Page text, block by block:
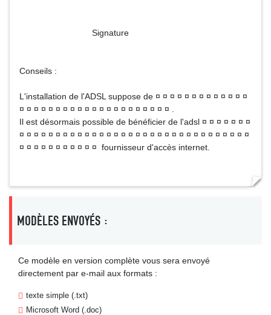
Signature
Conseils :
L'installation de l'ADSL suppose de ¤ ¤ ¤ ¤ ¤ ¤ ¤ ¤ ¤ ¤ ¤ ¤ ¤
¤ ¤ ¤ ¤ ¤ ¤ ¤ ¤ ¤ ¤ ¤ ¤ ¤ ¤ ¤ ¤ ¤ ¤ ¤ ¤ ¤ .
Il est désormais possible de bénéficier de l'adsl ¤ ¤ ¤ ¤ ¤ ¤ ¤
¤ ¤ ¤ ¤ ¤ ¤ ¤ ¤ ¤ ¤ ¤ ¤ ¤ ¤ ¤ ¤ ¤ ¤ ¤ ¤ ¤ ¤ ¤ ¤ ¤ ¤ ¤ ¤ ¤ ¤ ¤ ¤
¤ ¤ ¤ ¤ ¤ ¤ ¤ ¤ ¤ ¤ ¤ fournisseur d'accès internet.
MODÈLES ENVOYÉS :
Ce modèle en version complète vous sera envoyé
directement par e-mail aux formats :
texte simple (.txt)
Microsoft Word (.doc)